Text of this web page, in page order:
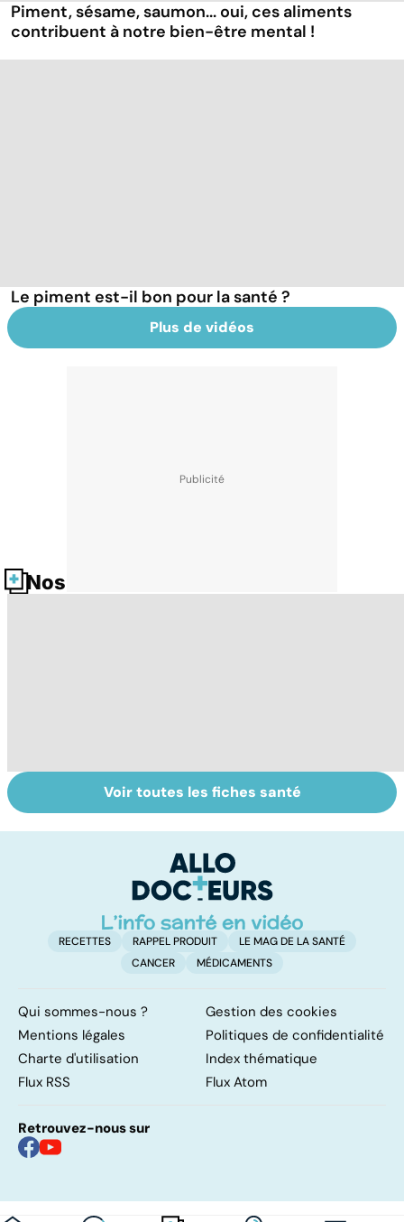
Piment, sésame, saumon... oui, ces aliments
contribuent à notre bien-être mental !
Le piment est-il bon pour la santé ?
Plus de vidéos
Nos fiches santé
Tout savoir sur le
cerveau
Mémoire : à
entretenir sans
Voir toutes les fiches santé
RECETTES RAPPEL PRODUIT
LE MAG DE LA SANTÉ
CANCER
MÉDICAMENTS
Qui sommes-nous ?
Gestion des cookies
Mentions légales
Politiques de confidentialité
Charte d'utilisation
Index thématique
Flux RSS
Flux Atom
Retrouvez-nous sur